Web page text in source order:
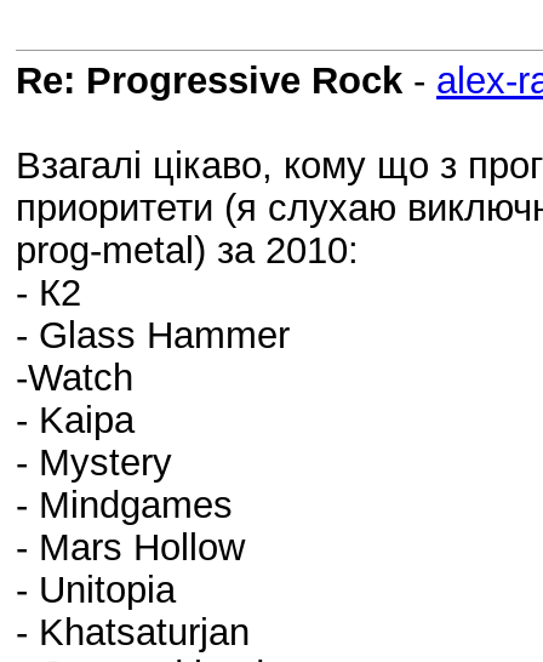
Re: Progressive Rock - alex-
Взагалі цікаво, кому що з
приоритети (я слухаю
prog-metal) за 2010:
- К2
- Glass Hammer
-Watch
- Kaipa
- Mystery
- Mindgames
- Mars Hollow
- Unitopia
- Khatsaturjan